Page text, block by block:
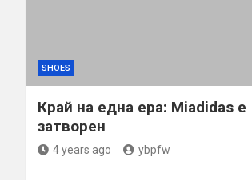
SHOES
Край на една ера: Miadidas е
затворен
4 years ago ybpfw